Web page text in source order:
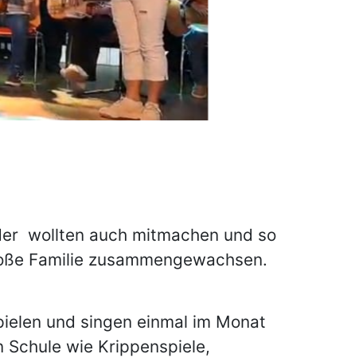
wollten auch mitmachen und so
Familie zusammengewachsen.
und singen einmal im Monat
wie Krippenspiele,